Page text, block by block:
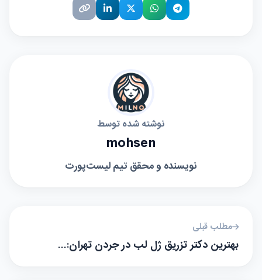
نوشته شده توسط
mohsen
نویسنده و محقق تیم لیست‌پورت
مطلب قبلی
بهترین دکتر تزریق ژل لب در جردن تهران:…